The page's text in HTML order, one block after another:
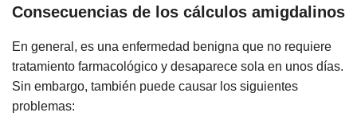
Consecuencias de los cálculos amigdalinos
En general, es una enfermedad benigna que no requiere
tratamiento farmacológico y desaparece sola en unos días.
Sin embargo, también puede causar los siguientes
problemas: